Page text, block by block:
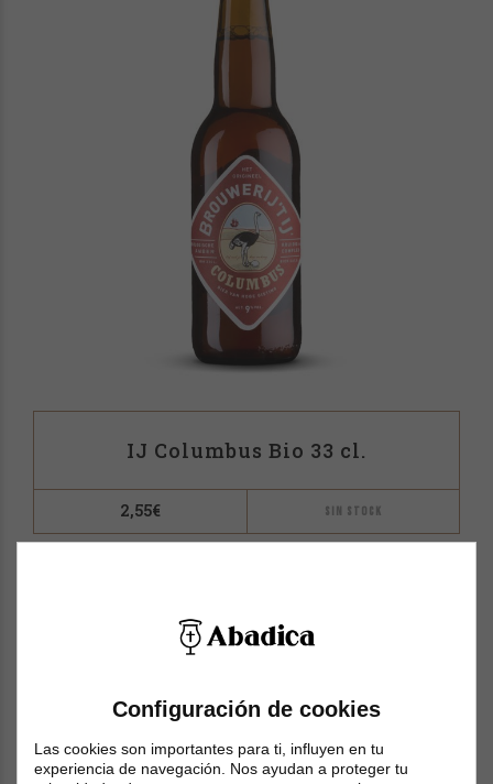
IJ Columbus Bio 33 cl.
2,55€ SIN STOCK
Configuración de cookies
Las cookies son importantes para ti, influyen en tu
experiencia de navegación. Nos ayudan a proteger tu